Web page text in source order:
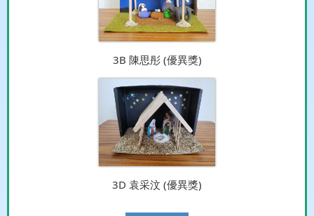
3B 陳思彤 (優異獎)
3D 袁采汶 (優異獎)